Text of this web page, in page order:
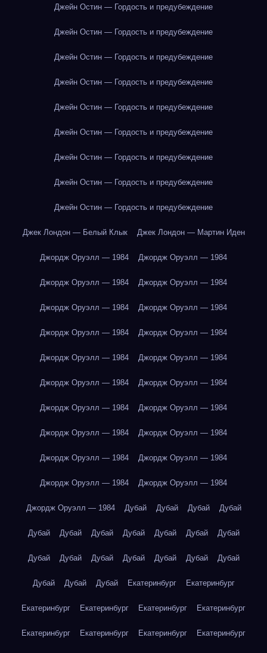
Джейн Остин — Гордость и предубеждение
Джейн Остин — Гордость и предубеждение
Джейн Остин — Гордость и предубеждение
Джейн Остин — Гордость и предубеждение
Джейн Остин — Гордость и предубеждение
Джейн Остин — Гордость и предубеждение
Джейн Остин — Гордость и предубеждение
Джейн Остин — Гордость и предубеждение
Джейн Остин — Гордость и предубеждение
Джек Лондон — Белый Клык Джек Лондон — Мартин Иден
Джордж Оруэлл — 1984 Джордж Оруэлл — 1984
Джордж Оруэлл — 1984 Джордж Оруэлл — 1984
Джордж Оруэлл — 1984 Джордж Оруэлл — 1984
Джордж Оруэлл — 1984 Джордж Оруэлл — 1984
Джордж Оруэлл — 1984 Джордж Оруэлл — 1984
Джордж Оруэлл — 1984 Джордж Оруэлл — 1984
Джордж Оруэлл — 1984 Джордж Оруэлл — 1984
Джордж Оруэлл — 1984 Джордж Оруэлл — 1984
Джордж Оруэлл — 1984 Джордж Оруэлл — 1984
Джордж Оруэлл — 1984 Джордж Оруэлл — 1984
Джордж Оруэлл — 1984 Дубай Дубай Дубай Дубай
Дубай Дубай Дубай Дубай Дубай Дубай Дубай
Дубай Дубай Дубай Дубай Дубай Дубай Дубай
Дубай Дубай Дубай Екатеринбург Екатеринбург
Екатеринбург Екатеринбург Екатеринбург Екатеринбург
Екатеринбург Екатеринбург Екатеринбург Екатеринбург